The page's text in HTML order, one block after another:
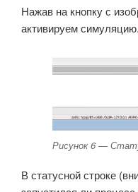
Нажав на кнопку с
активируем симуляцию.
Рисунок 6 —
В статусной строке